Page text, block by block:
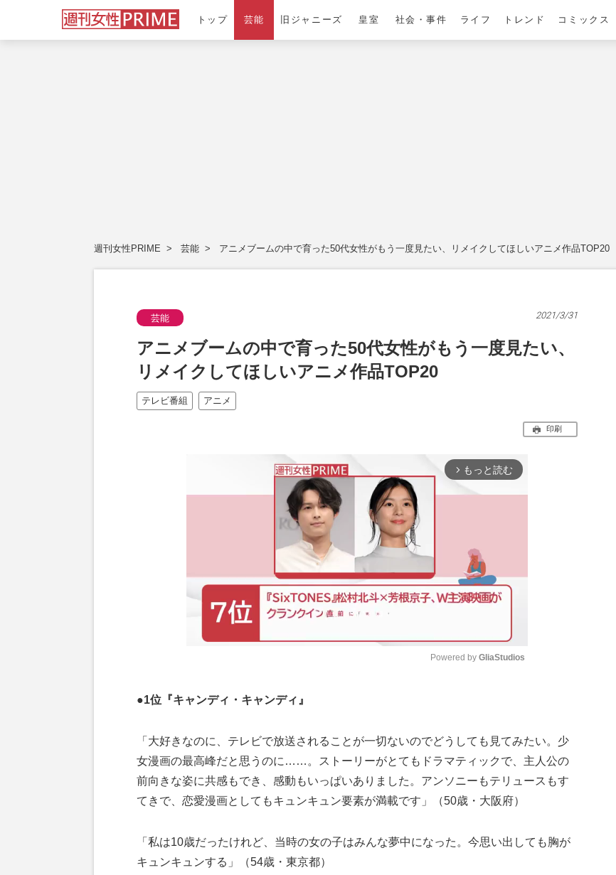
トップ 芸能 旧ジャニーズ 皇室 社会・事件 ライフ トレンド コミックス
週刊女性PRIME 芸能 アニメブームの中で育った50代女性がもう一度見たい、リメイクしてほしいアニメ作品TOP20
芸能 2021/3/31
アニメブームの中で育った50代女性がもう一度見たい、
リメイクしてほしいアニメ作品TOP20
テレビ番組 アニメ
印刷
arrow_forward_ios もっと読む
t
Powered by GliaStudios
●1位『キャンディ・キャンディ』
「大好きなのに、テレビで放送されることが一切ないのでどうしても見てみたい。少
女漫画の最高峰だと思うのに……。ストーリーがとてもドラマティックで、主人公の
前向きな姿に共感もでき、感動もいっぱいありました。アンソニーもテリュースもす
てきで、恋愛漫画としてもキュンキュン要素が満載です」（50歳・大阪府）
「私は10歳だったけれど、当時の女の子はみんな夢中になった。今思い出しても胸が
キュンキュンする」（54歳・東京都）